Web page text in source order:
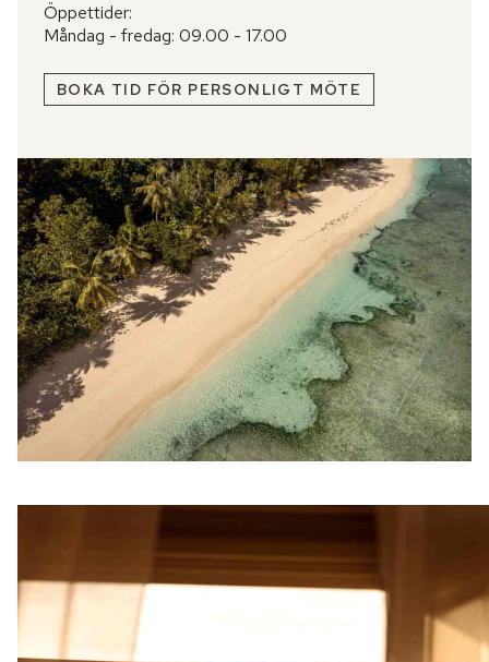
Öppettider:
Måndag - fredag: 09.00 - 17.00
BOKA TID FÖR PERSONLIGT MÖTE